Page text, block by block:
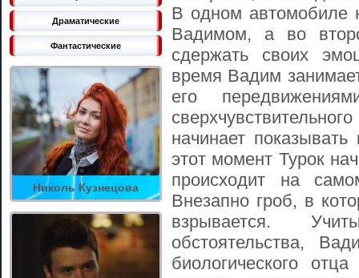
Драматические
Фантастические
Николь Кузнецова
В одном автомобиле
Вадимом, а во
сдержать своих
время Вадим
его
начинает
этот момент Турок
происходит на
Внезапно гроб, в
взрывается.
обстоятельства,
биологического